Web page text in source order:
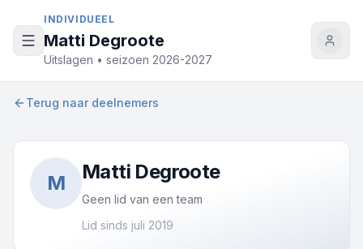
INDIVIDUEEL
Matti Degroote
Uitslagen • seizoen 2026-2027
Terug naar deelnemers
M Matti Degroote
Geen lid van een team
Lid sinds juli 2019